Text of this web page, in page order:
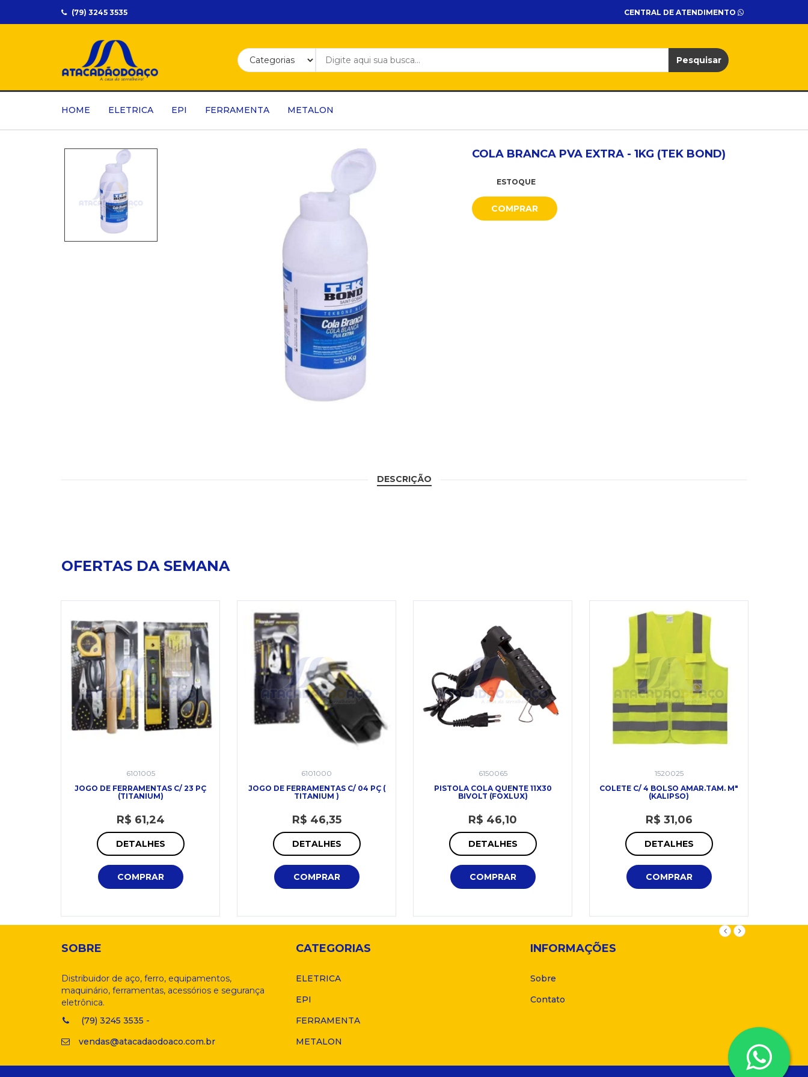
(79) 3245 3535 CENTRAL DE ATENDIMENTO
Pesquisar
HOME ELETRICA EPI FERRAMENTA METALON
COLA BRANCA PVA EXTRA - 1KG (TEK BOND)
ESTOQUE
COMPRAR
DESCRIÇÃO
OFERTAS DA SEMANA
6101005
JOGO DE FERRAMENTAS C/ 23 PÇ
(TITANIUM)
R$ 61,24
DETALHES
COMPRAR
6101000
JOGO DE FERRAMENTAS C/ 04 PÇ (
TITANIUM )
R$ 46,35
DETALHES
COMPRAR
6150065
PISTOLA COLA QUENTE 11X30
BIVOLT (FOXLUX)
R$ 46,10
DETALHES
COMPRAR
1520025
COLETE C/ 4 BOLSO AMAR.TAM. M"
(KALIPSO)
R$ 31,06
DETALHES
COMPRAR
SOBRE
Distribuidor de aço, ferro, equipamentos,
maquinário, ferramentas, acessórios e segurança
eletrônica.
(79) 3245 3535 -
vendas@atacadaodoaco.com.br
CATEGORIAS
ELETRICA
EPI
FERRAMENTA
METALON
INFORMAÇÕES
Sobre
Contato